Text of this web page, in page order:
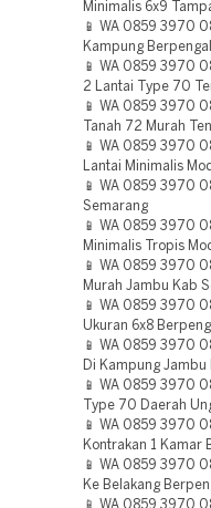
Minimalis 6x9
📱 WA 0859 3970
Kampung
📱 WA 0859 3970
2 Lantai Type 70
📱 WA 0859 3970
Tanah 72 Murah
📱 WA 0859 3970
Lantai Minimalis
📱 WA 0859 3970
Semarang
📱 WA 0859 3970
Minimalis Tropis
📱 WA 0859 3970
Murah Jambu Kab
📱 WA 0859 3970
Ukuran 6x8
📱 WA 0859 3970
Di Kampung
📱 WA 0859 3970
Type 70 Daerah
📱 WA 0859 3970
Kontrakan 1 Kamar
📱 WA 0859 3970
Ke Belakang
📱 WA 0859 3970